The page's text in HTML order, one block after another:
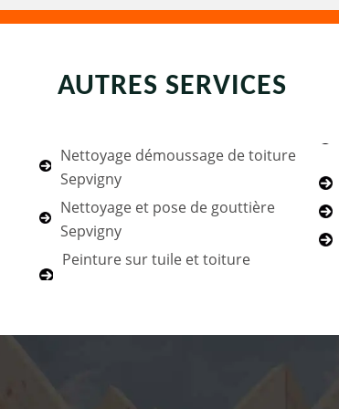
AUTRES SERVICES
Nettoyage démoussage de toiture
Sepvigny
Nettoyage et pose de gouttière
Sepvigny
Peinture sur tuile et toiture